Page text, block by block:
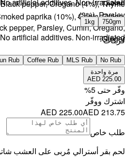
Garlic,
Sugar, Salt,